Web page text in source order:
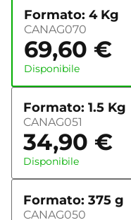
Formato: 4 Kg
CANAG070
69,60 €
Disponibile
Formato: 1.5 Kg
CANAG051
34,90 €
Disponibile
Formato: 375 g
CANAG050